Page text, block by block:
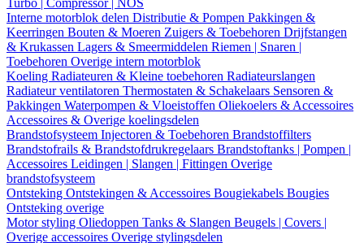
Turbo | Compressor | NOS
Interne motorblok delen Distributie & Pompen Pakkingen &
Keerringen Bouten & Moeren Zuigers & Toebehoren Drijfstangen
& Krukassen Lagers & Smeermiddelen Riemen | Snaren |
Toebehoren Overige intern motorblok
Koeling Radiateuren & Kleine toebehoren Radiateurslangen
Radiateur ventilatoren Thermostaten & Schakelaars Sensoren &
Pakkingen Waterpompen & Vloeistoffen Oliekoelers & Accessoires
Accessoires & Overige koelingsdelen
Brandstofsysteem Injectoren & Toebehoren Brandstoffilters
Brandstofrails & Brandstofdrukregelaars Brandstoftanks | Pompen |
Accessoires Leidingen | Slangen | Fittingen Overige
brandstofsysteem
Ontsteking Ontstekingen & Accessoires Bougiekabels Bougies
Ontsteking overige
Motor styling Oliedoppen Tanks & Slangen Beugels | Covers |
Overige accessoires Overige stylingsdelen